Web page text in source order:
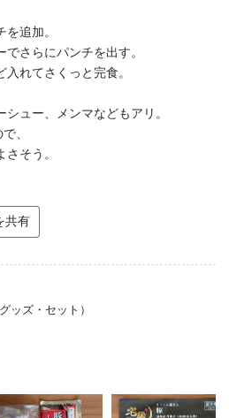
追加。
さらにパンチを出す。
れてさくっと完食。
ュー、メンマなどもアリ。
、
そう。
共有
ッズ・セット）